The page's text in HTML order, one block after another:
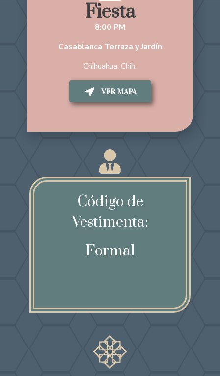
Fiesta
8:00 PM
Casablanca Terraza y Jardín
Chihuahua, Chih.
VER MAPA
Código de
Vestimenta:
Formal